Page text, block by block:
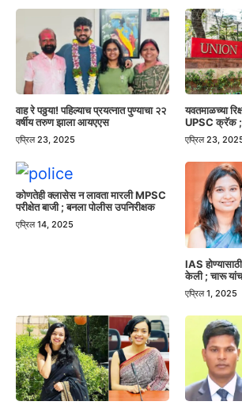
वाह रे पठ्ठया! पहिल्याच प्रयत्नात पुण्याचा २२
वर्षीय तरुण झाला आयएएस
एप्रिल 23, 2025
यवतमाळच्या
UPSC क्रॅक ;
एप्रिल 23,
कोणतेही क्लासेस न लावता मारली MPSC
परीक्षेत बाजी ; बनला पोलीस उपनिरीक्षक
एप्रिल 14, 2025
IAS
केली ; चारू
एप्रिल 1, 2025